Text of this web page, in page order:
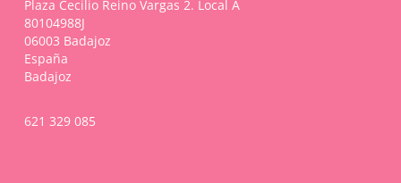
de
Plaza Cecilio Reino Vargas 2. Local A
80104988J
06003 Badajoz
España
Badajoz
621 329 085